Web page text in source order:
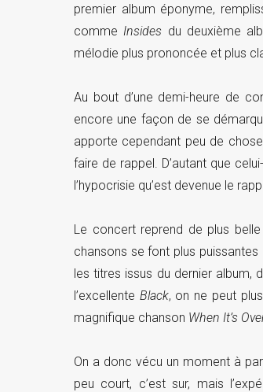
premier album éponyme,
comme Insides du deuxième
mélodie plus prononcée et plus
Au bout d’une demi-heure de
encore une façon de se
apporte cependant peu de
faire de rappel. D’autant que
l’hypocrisie qu’est devenue le
Le concert reprend de plus
chansons se font plus
les titres issus du dernier album,
l’excellente Black, on ne peut
magnifique chanson When It’s
On a donc vécu un moment à
peu court, c’est sur, mais